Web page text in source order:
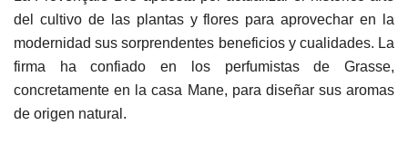
del cultivo de las plantas y flores para aprovechar en la
modernidad sus sorprendentes beneficios y cualidades. La
firma ha confiado en los perfumistas de Grasse,
concretamente en la casa Mane, para diseñar sus aromas
de origen natural.